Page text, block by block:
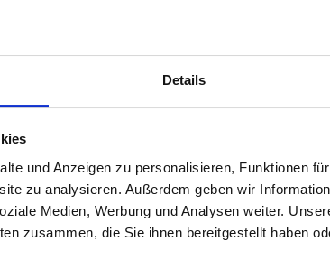
Details
und Anzeigen zu personalisieren, Funktionen
zu analysieren. Außerdem geben wir
Medien, Werbung und Analysen weiter.
zusammen, die Sie ihnen bereitgestellt haben